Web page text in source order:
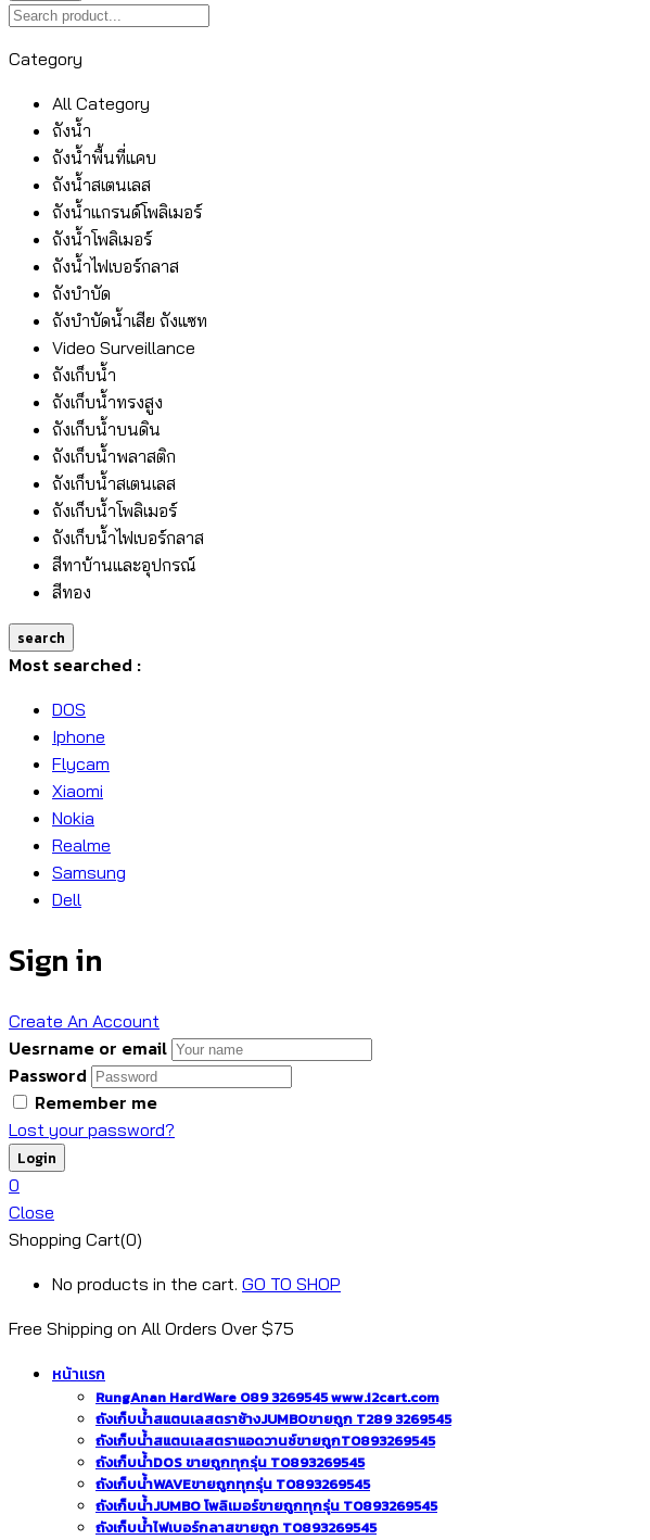
Category
All Category
ถังน้ำ
ถังน้ำพื้นที่แคบ
ถังน้ำสเตนเลส
ถังน้ำแกรนด์โพลิเมอร์
ถังน้ำโพลิเมอร์
ถังน้ำไฟเบอร์กลาส
ถังบำบัด
ถังบำบัดน้ำเสีย ถังแซท
Video Surveillance
ถังเก็บน้ำ
ถังเก็บน้ำทรงสูง
ถังเก็บน้ำบนดิน
ถังเก็บน้ำพลาสติก
ถังเก็บน้ำสเตนเลส
ถังเก็บน้ำโพลิเมอร์
ถังเก็บน้ำไฟเบอร์กลาส
สีทาบ้านและอุปกรณ์
สีทอง
search
Most searched :
DOS
Iphone
Flycam
Xiaomi
Nokia
Realme
Samsung
Dell
Sign in
Create An Account
Uesrname or email
Password
Remember me
Lost your password?
0
Close
Shopping Cart(0)
No products in the cart. GO TO SHOP
Free Shipping on All Orders Over $75
หน้าแรก
RungAnan HardWare 089 3269545 www.i2cart.com
ถังเก็บน้ำสแตนเลสตราช้างJUMBOขายถูก T289 3269545
ถังเก็บน้ำสแตนเลสตราแอดวานซ์ขายถูกT0893269545
ถังเก็บน้ำDOS ขายถูกทุกรุ่น T0893269545
ถังเก็บน้ำWAVEขายถูกทุกรุ่น T0893269545
ถังเก็บน้ำJUMBO โพลิเมอร์ขายถูกทุกรุ่น T0893269545
ถังเก็บน้ำไฟเบอร์กลาสขายถูก T0893269545